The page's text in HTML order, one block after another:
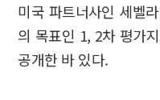
미국 파트너사인 세벨
의 목표인 1, 2차 평가
공개한 바 있다.